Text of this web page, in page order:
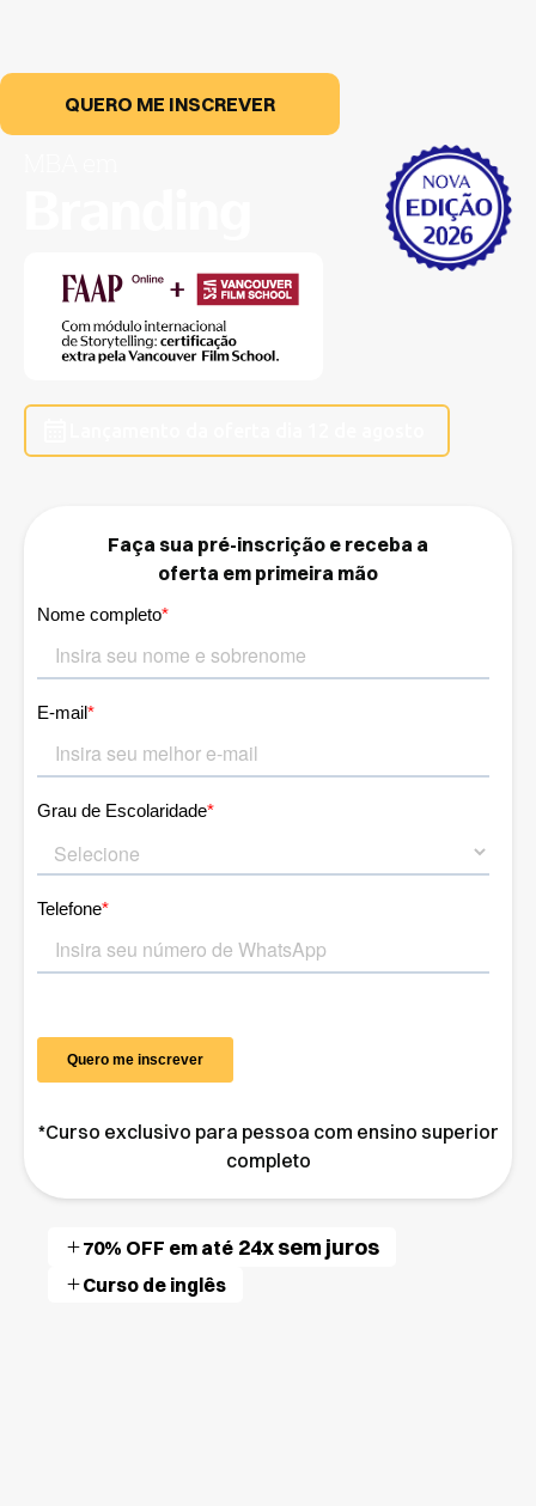
QUERO ME INSCREVER
Faça sua pré-inscrição e receba a
oferta em primeira mão
*Curso exclusivo para pessoa com ensino superior
completo
70% OFF em até 24x sem juros
Curso de inglês